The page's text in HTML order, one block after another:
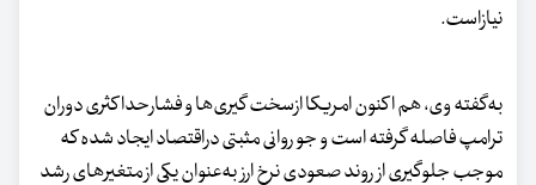
نیازاست.
به‌گفته وی، هم اکنون امریکا ازسخت گیری‌ها و فشارحداکثری دوران
ترامپ فاصله گرفته است و جو روانی مثبتی دراقتصاد ایجاد شده که
موجب جلوگیری از روند صعودی نرخ ارز به‌عنوان یکی از متغیرهای رشد